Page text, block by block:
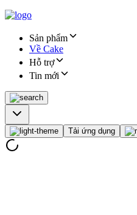
Sản phẩm
Về Cake
Hỗ trợ
Tin mới
Tải ứng dụng